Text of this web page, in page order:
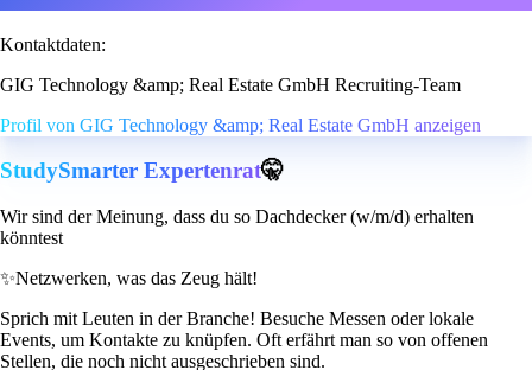
Kontaktdaten:
GIG Technology &amp; Real Estate GmbH Recruiting-Team
Profil von GIG Technology &amp; Real Estate GmbH anzeigen
StudySmarter Expertenrat🤫
Wir sind der Meinung, dass du so Dachdecker (w/m/d) erhalten
könntest
✨Netzwerken, was das Zeug hält!
Sprich mit Leuten in der Branche! Besuche Messen oder lokale
Events, um Kontakte zu knüpfen. Oft erfährt man so von offenen
Stellen, die noch nicht ausgeschrieben sind.